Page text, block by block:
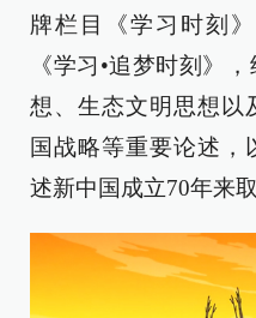
牌栏目《学习时刻
《学习•追梦时刻》
想、生态文明思想以
国战略等重要论述，
述新中国成立70年来